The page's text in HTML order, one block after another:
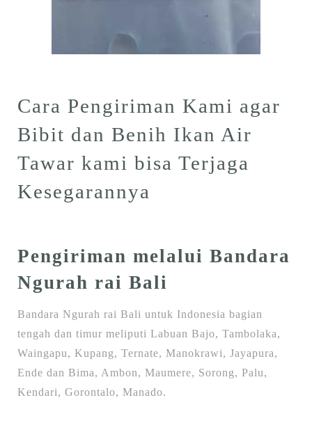
Cara Pengiriman Kami agar
Bibit dan Benih Ikan Air
Tawar kami bisa Terjaga
Kesegarannya
Pengiriman melalui Bandara
Ngurah rai Bali
Bandara Ngurah rai Bali untuk Indonesia bagian
tengah dan timur meliputi Labuan Bajo, Tambolaka,
Waingapu, Kupang, Ternate, Manokrawi, Jayapura,
Ende dan Bima, Ambon, Maumere, Sorong, Palu,
Kendari, Gorontalo, Manado.